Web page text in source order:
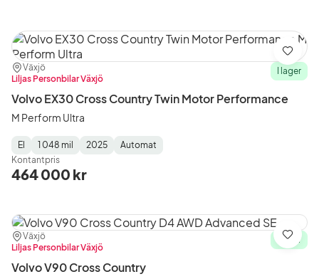
Plats:
Växjö
Återförsäljare:
Liljas Personbilar Växjö
I lager
Volvo EX30 Cross Country Twin Motor Performance
M Perform Ultra
Fuel
Type:
El
Mätarställning :
1 048 mil
Model
Year:
2025
Gearbox
Type:
Automat
Kontantpris
464 000 kr
Spara
Plats:
Växjö
Återförsäljare:
Liljas Personbilar Växjö
I lager
Volvo V90 Cross Country
Spara